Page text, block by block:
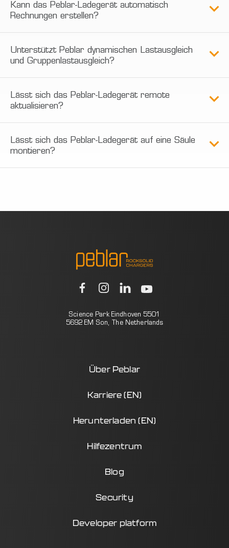
Kann das Peblar-Ladegerät automatisch
Rechnungen erstellen?
Unterstützt Peblar dynamischen Lastausgleich
und Gruppenlastausgleich?
Lässt sich das Peblar-Ladegerät remote
aktualisieren?
Lässt sich das Peblar-Ladegerät auf eine Säule
montieren?
Science Park Eindhoven 5501
5692 EM Son, The Netherlands
Über Peblar
Karriere (EN)
Herunterladen (EN)
Hilfezentrum
Blog
Security
Developer platform